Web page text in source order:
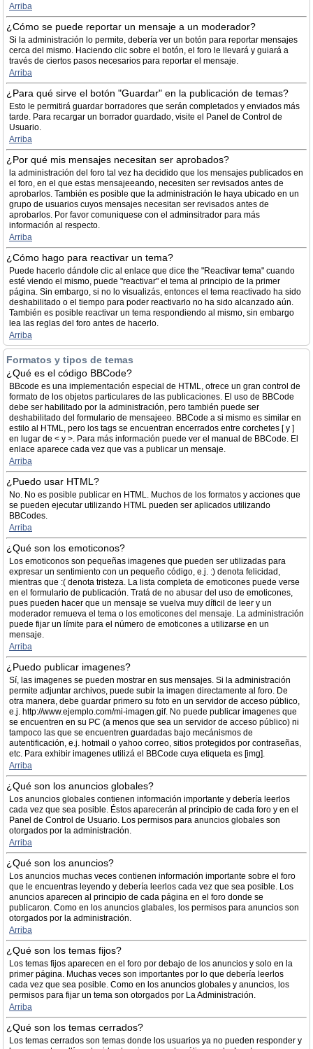
Arriba
¿Cómo se puede reportar un mensaje a un moderador?
Si la administración lo permite, debería ver un botón para reportar mensajes
cerca del mismo. Haciendo clic sobre el botón, el foro le llevará y guiará a
través de ciertos pasos necesarios para reportar el mensaje.
Arriba
¿Para qué sirve el botón "Guardar" en la publicación de temas?
Esto le permitirá guardar borradores que serán completados y enviados más
tarde. Para recargar un borrador guardado, visite el Panel de Control de
Usuario.
Arriba
¿Por qué mis mensajes necesitan ser aprobados?
la administración del foro tal vez ha decidido que los mensajes publicados en
el foro, en el que estas mensajeeando, necesiten ser revisados antes de
aprobarlos. También es posible que la administración le haya ubicado en un
grupo de usuarios cuyos mensajes necesitan ser revisados antes de
aprobarlos. Por favor comuniquese con el adminsitrador para más
información al respecto.
Arriba
¿Cómo hago para reactivar un tema?
Puede hacerlo dándole clic al enlace que dice the "Reactivar tema" cuando
esté viendo el mismo, puede "reactivar" el tema al principio de la primer
página. Sin embargo, si no lo visualizás, entonces el tema reactivado ha sido
deshabilitado o el tiempo para poder reactivarlo no ha sido alcanzado aún.
También es posible reactivar un tema respondiendo al mismo, sin embargo
lea las reglas del foro antes de hacerlo.
Arriba
Formatos y tipos de temas
¿Qué es el código BBCode?
BBcode es una implementación especial de HTML, ofrece un gran control de
formato de los objetos particulares de las publicaciones. El uso de BBCode
debe ser habilitado por la administración, pero también puede ser
deshabilitado del formulario de mensajeeo. BBCode a si mismo es similar en
estilo al HTML, pero los tags se encuentran encerrados entre corchetes [ y ]
en lugar de < y >. Para más información puede ver el manual de BBCode. El
enlace aparece cada vez que vas a publicar un mensaje.
Arriba
¿Puedo usar HTML?
No. No es posible publicar en HTML. Muchos de los formatos y acciones que
se pueden ejecutar utilizando HTML pueden ser aplicados utilizando
BBCodes.
Arriba
¿Qué son los emoticonos?
Los emoticonos son pequeñas imagenes que pueden ser utilizadas para
expresar un sentimiento con un pequeño código, e.j. :) denota felicidad,
mientras que :( denota tristeza. La lista completa de emoticones puede verse
en el formulario de publicación. Tratá de no abusar del uso de emoticones,
pues pueden hacer que un mensaje se vuelva muy díficil de leer y un
moderador remueva el tema o los emoticones del mensaje. La administración
puede fijar un límite para el número de emoticones a utilizarse en un
mensaje.
Arriba
¿Puedo publicar imagenes?
Sí, las imagenes se pueden mostrar en sus mensajes. Si la administración
permite adjuntar archivos, puede subir la imagen directamente al foro. De
otra manera, debe guardar primero su foto en un servidor de acceso público,
e.j. http://www.ejemplo.com/mi-imagen.gif. No puede publicar imagenes que
se encuentren en su PC (a menos que sea un servidor de acceso público) ni
tampoco las que se encuentren guardadas bajo mecánismos de
autentificación, e.j. hotmail o yahoo correo, sitios protegidos por contraseñas,
etc. Para exhibir imagenes utilizá el BBCode cuya etiqueta es [img].
Arriba
¿Qué son los anuncios globales?
Los anuncios globales contienen información importante y debería leerlos
cada vez que sea posible. Éstos aparecerán al principio de cada foro y en el
Panel de Control de Usuario. Los permisos para anuncios globales son
otorgados por la administración.
Arriba
¿Qué son los anuncios?
Los anuncios muchas veces contienen información importante sobre el foro
que le encuentras leyendo y debería leerlos cada vez que sea posible. Los
anuncios aparecen al principio de cada página en el foro donde se
publicaron. Como en los anuncios glabales, los permisos para anuncios son
otorgados por la administración.
Arriba
¿Qué son los temas fijos?
Los temas fijos aparecen en el foro por debajo de los anuncios y solo en la
primer página. Muchas veces son importantes por lo que debería leerlos
cada vez que sea posible. Como en los anuncios globales y anuncios, los
permisos para fijar un tema son otorgados por La Administración.
Arriba
¿Qué son los temas cerrados?
Los temas cerrados son temas donde los usuarios ya no pueden responder y